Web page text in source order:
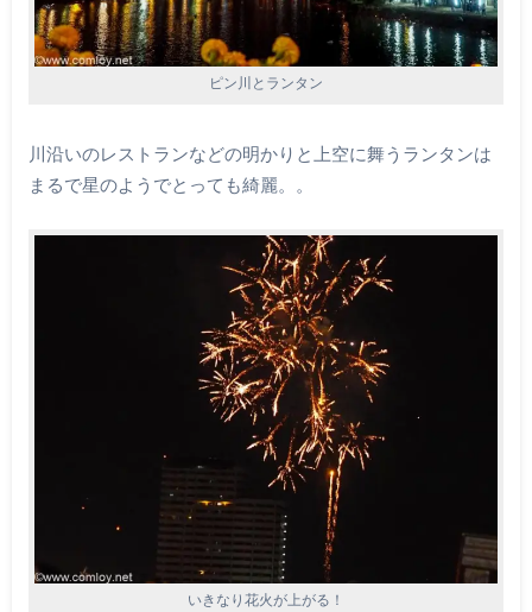
ピン川とランタン
川沿いのレストランなどの明かりと上空に舞うランタンは
まるで星のようでとっても綺麗。。
いきなり花火が上がる！